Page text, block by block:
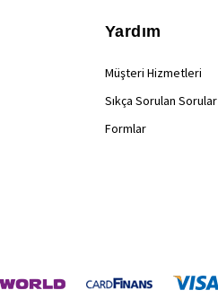
Yardım
Müşteri Hizmetleri
Sıkça Sorulan Sorular
Formlar